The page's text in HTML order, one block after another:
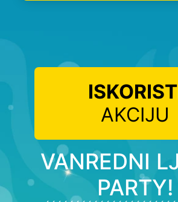
AKCIJU
VANREDNI
PARTY!